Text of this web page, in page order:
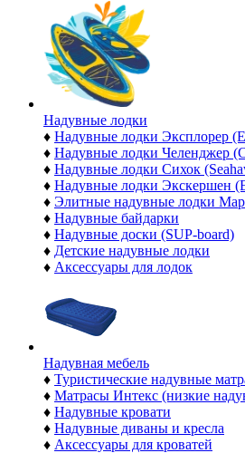
Надувные лодки
♦ Надувные лодки Эксплорер
♦ Надувные лодки Челенджер
♦ Надувные лодки Сихок
♦ Надувные лодки Экскершен
♦ Элитные надувные лодки
♦ Надувные байдарки
♦ Надувные доски (SUP-board)
♦ Детские надувные лодки
♦ Аксессуары для лодок
Надувная мебель
♦ Туристические надувные
♦ Матрасы Интекс (низкие
♦ Надувные кровати
♦ Надувные диваны и кресла
♦ Аксессуары для кроватей